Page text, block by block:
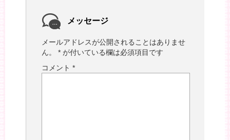
メッセージ
メールアドレスが公開されることはありませ
ん。
* が付いている欄は必須項目です
コメント *